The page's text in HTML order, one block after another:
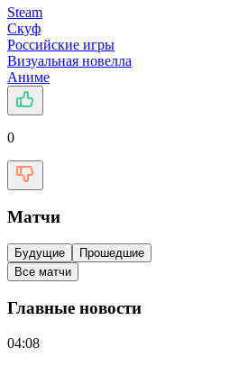
Steam
Скуф
Российские игры
Визуальная новелла
Аниме
0
Матчи
Будущие
Прошедшие
Все матчи
Главные новости
04:08